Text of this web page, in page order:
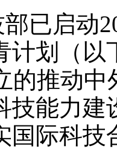
已启动
计划（以
的推动中
技能力
国际科